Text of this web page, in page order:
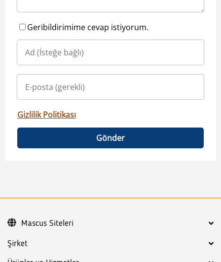
Geribildirimime cevap istiyorum.
Gizlilik Politikası
Gönder
Şirket
Mascus Siteleri